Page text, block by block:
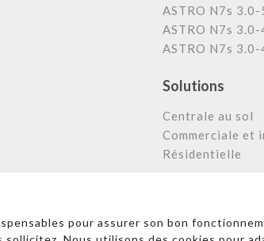
pour assurer son bon
ASTRO N7s
ASTRO N7s
ASTRO N7s
Solutions
Centrale au sol
Commerciale et
Résidentielle